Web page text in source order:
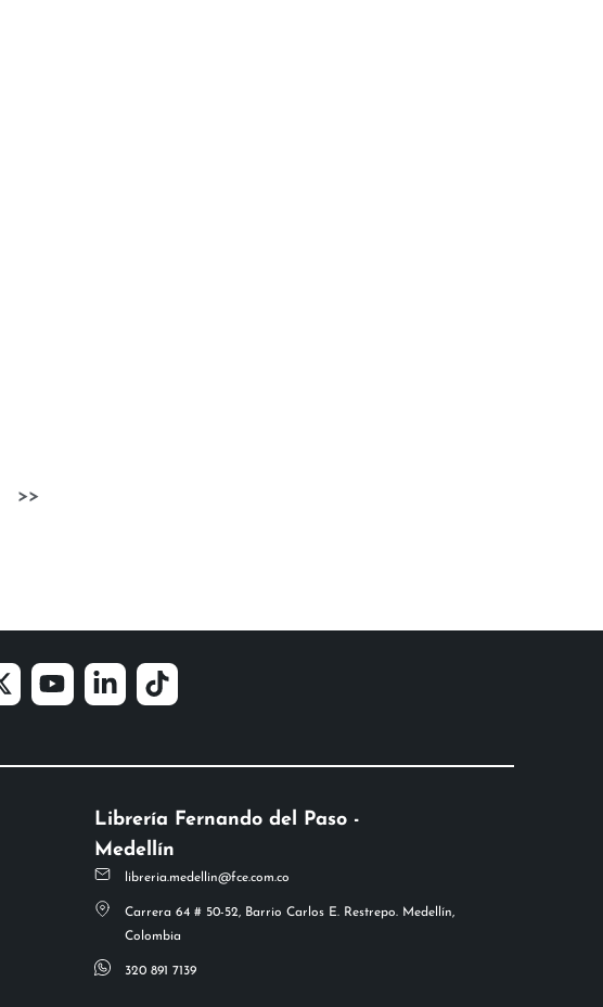
>>
Librería Fernando del Paso -
Medellín
libreria.medellin@fce.com.co
Carrera 64 # 50-52, Barrio Carlos E. Restrepo. Medellín,
Colombia
320 891 7139